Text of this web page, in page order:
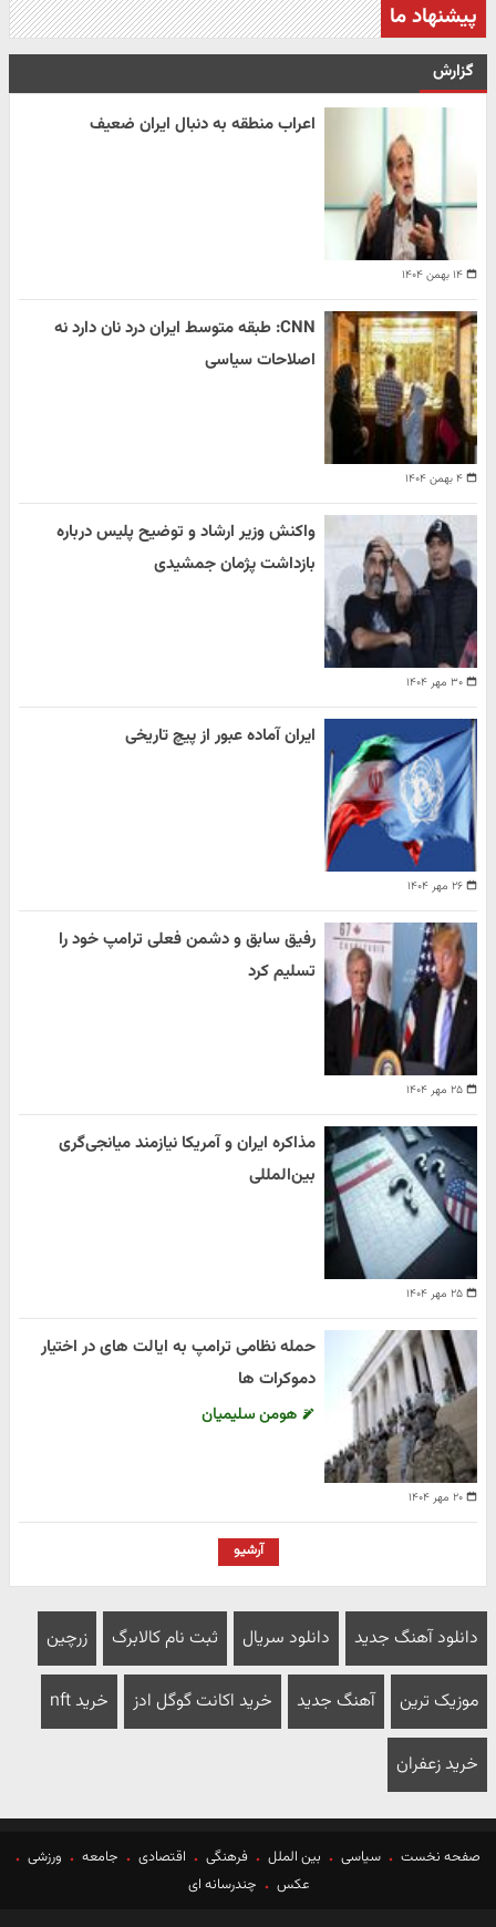
پیشنهاد ما
گزارش
۱۴ بهمن ۱۴۰۴
اعراب منطقه به دنبال ایران ضعیف
۴ بهمن ۱۴۰۴
CNN: طبقه متوسط ایران درد نان دارد نه
اصلاحات سیاسی
۳۰ مهر ۱۴۰۴
واکنش وزیر ارشاد و توضیح پلیس درباره
بازداشت پژمان جمشیدی
۲۶ مهر ۱۴۰۴
ایران آماده عبور از پیچ تاریخی
۲۵ مهر ۱۴۰۴
رفیق سابق و دشمن فعلی ترامپ خود را
تسلیم کرد
۲۵ مهر ۱۴۰۴
مذاکره ایران و آمریکا نیازمند میانجی‌گری
بین‌المللی
۲۰ مهر ۱۴۰۴
حمله نظامی ترامپ به ایالت های در اختیار
دموکرات ها
هومن سلیمیان
آرشیو
دانلود آهنگ جدید دانلود سریال ثبت نام کالابرگ زرچین
موزیک ترین آهنگ جدید خرید اکانت گوگل ادز خرید nft
خرید زعفران
صفحه نخست سیاسی بین الملل فرهنگی اقتصادی جامعه
ورزشی
عکس
چندرسانه ای